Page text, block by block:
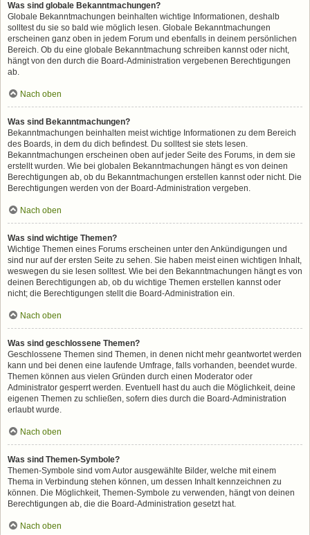
Was sind globale Bekanntmachungen?
Globale Bekanntmachungen beinhalten wichtige Informationen, deshalb
solltest du sie so bald wie möglich lesen. Globale Bekanntmachungen
erscheinen ganz oben in jedem Forum und ebenfalls in deinem persönlichen
Bereich. Ob du eine globale Bekanntmachung schreiben kannst oder nicht,
hängt von den durch die Board-Administration vergebenen Berechtigungen
ab.
Nach oben
Was sind Bekanntmachungen?
Bekanntmachungen beinhalten meist wichtige Informationen zu dem Bereich
des Boards, in dem du dich befindest. Du solltest sie stets lesen.
Bekanntmachungen erscheinen oben auf jeder Seite des Forums, in dem sie
erstellt wurden. Wie bei globalen Bekanntmachungen hängt es von deinen
Berechtigungen ab, ob du Bekanntmachungen erstellen kannst oder nicht. Die
Berechtigungen werden von der Board-Administration vergeben.
Nach oben
Was sind wichtige Themen?
Wichtige Themen eines Forums erscheinen unter den Ankündigungen und
sind nur auf der ersten Seite zu sehen. Sie haben meist einen wichtigen Inhalt,
weswegen du sie lesen solltest. Wie bei den Bekanntmachungen hängt es von
deinen Berechtigungen ab, ob du wichtige Themen erstellen kannst oder
nicht; die Berechtigungen stellt die Board-Administration ein.
Nach oben
Was sind geschlossene Themen?
Geschlossene Themen sind Themen, in denen nicht mehr geantwortet werden
kann und bei denen eine laufende Umfrage, falls vorhanden, beendet wurde.
Themen können aus vielen Gründen durch einen Moderator oder
Administrator gesperrt werden. Eventuell hast du auch die Möglichkeit, deine
eigenen Themen zu schließen, sofern dies durch die Board-Administration
erlaubt wurde.
Nach oben
Was sind Themen-Symbole?
Themen-Symbole sind vom Autor ausgewählte Bilder, welche mit einem
Thema in Verbindung stehen können, um dessen Inhalt kennzeichnen zu
können. Die Möglichkeit, Themen-Symbole zu verwenden, hängt von deinen
Berechtigungen ab, die die Board-Administration gesetzt hat.
Nach oben